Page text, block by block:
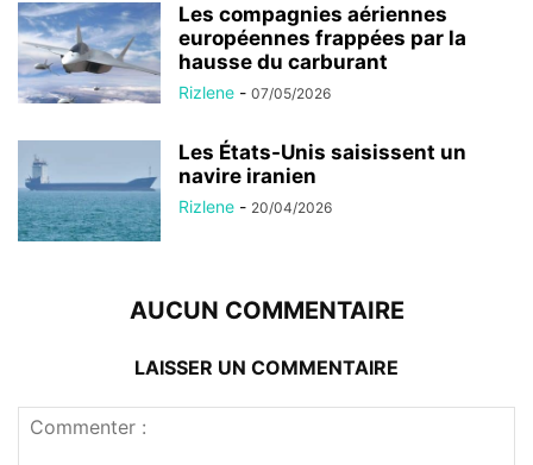
Les compagnies aériennes
européennes frappées par la
hausse du carburant
Rizlene - 07/05/2026
Les États-Unis saisissent un
navire iranien
Rizlene - 20/04/2026
AUCUN COMMENTAIRE
LAISSER UN COMMENTAIRE